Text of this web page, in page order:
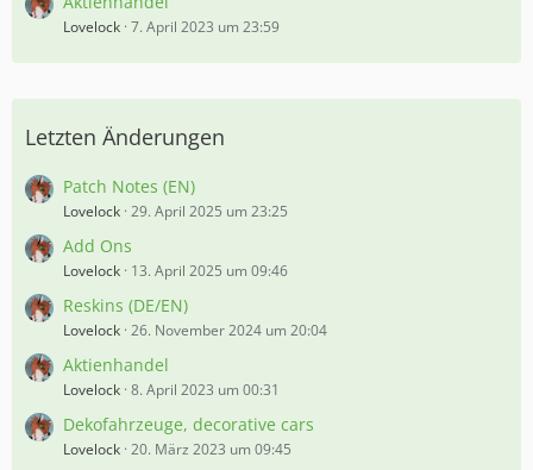
Lovelock 7. April 2023 um 23:59
Letzten Änderungen
Patch Notes (EN)
Lovelock 29. April 2025 um 23:25
Add Ons
Lovelock 13. April 2025 um 09:46
Reskins (DE/EN)
Lovelock 26. November 2024 um 20:04
Aktienhandel
Lovelock 8. April 2023 um 00:31
Dekofahrzeuge, decorative cars
Lovelock 20. März 2023 um 09:45